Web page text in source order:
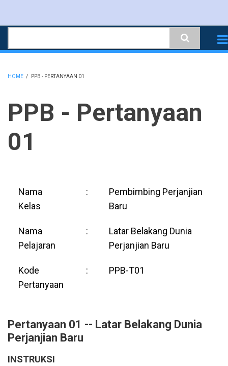
content
HOME / PPB - PERTANYAAN 01
PPB - Pertanyaan
01
Nama
Kelas
:
Pembimbing Perjanjian
Baru
Nama
Pelajaran
:
Latar Belakang Dunia
Perjanjian Baru
Kode
Pertanyaan
: PPB-T01
Pertanyaan 01 -- Latar Belakang Dunia
Perjanjian Baru
INSTRUKSI